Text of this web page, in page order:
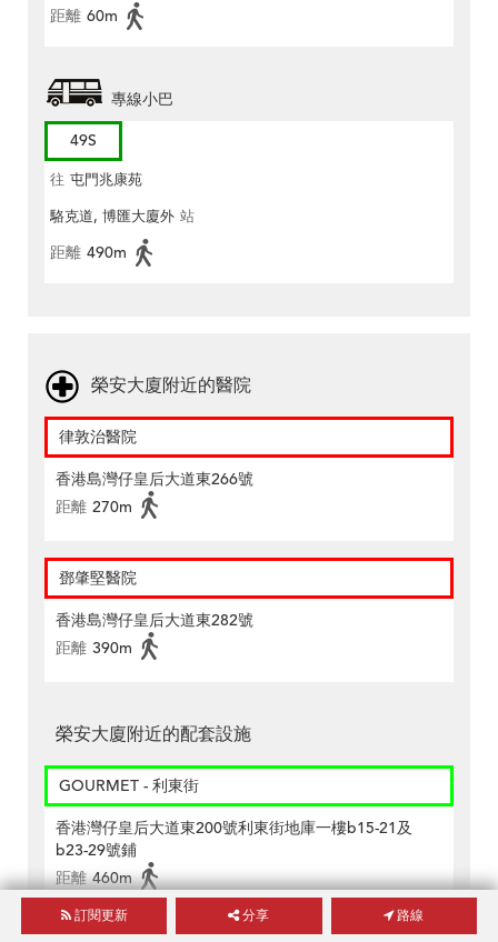
距離 60m
專線小巴
49S
往 屯門兆康苑
駱克道, 博匯大廈外 站
距離 490m
榮安大廈附近的醫院
律敦治醫院
香港島灣仔皇后大道東266號
距離 270m
鄧肇堅醫院
香港島灣仔皇后大道東282號
距離 390m
榮安大廈附近的配套設施
GOURMET - 利東街
香港灣仔皇后大道東200號利東街地庫一樓b15-21及
b23-29號鋪
距離 460m
訂閱更新 分享 路線